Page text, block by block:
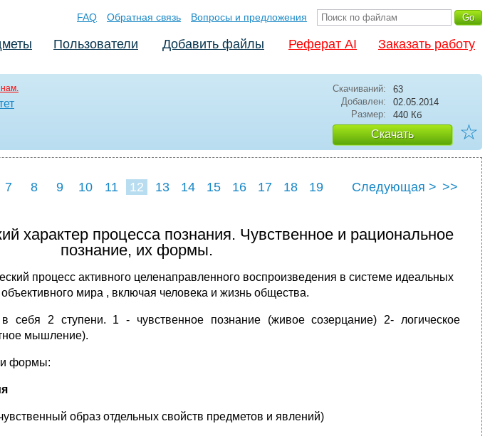
FAQ Обратная связь Вопросы и предложения
Пользователи Добавить файлы Реферат AI Заказать работу
Скачиваний:
63
Добавлен:
02.05.2014
Размер:
440 Кб
Скачать ☆
7 8 9 10 11 12 13 14 15 16 17 18
19
Следующая > >>
характер процесса познания. Чувственное и рациональное
познание, их формы.
процесс активного целенаправленного воспроизведения в системе идеальных
мира , включая человека и жизнь общества.
себя 2 ступени. 1 - чувственное познание (живое созерцание) 2- логическое
мышление).
формы:
образ отдельных свойств предметов и явлений)